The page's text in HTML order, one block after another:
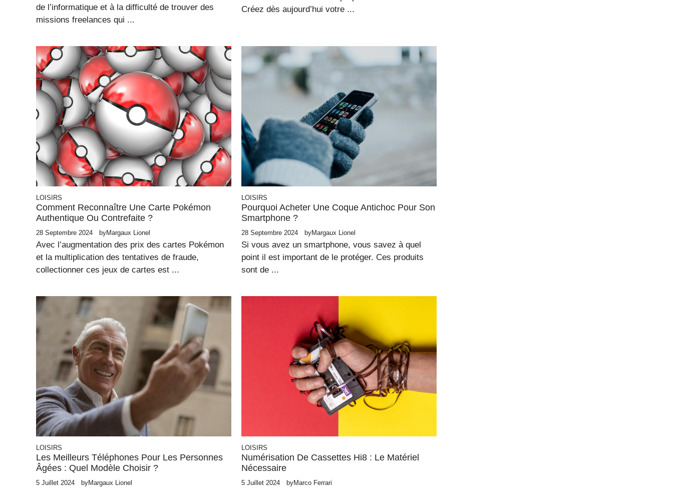
de l’informatique et à la difficulté de trouver des
missions freelances qui ...
Créez dès aujourd’hui votre ...
LOISIRS
Comment Reconnaître Une Carte Pokémon
Authentique Ou Contrefaite ?
28 Septembre 2024 byMargaux Lionel
Avec l’augmentation des prix des cartes Pokémon
et la multiplication des tentatives de fraude,
collectionner ces jeux de cartes est ...
LOISIRS
Pourquoi Acheter Une Coque Antichoc Pour Son
Smartphone ?
28 Septembre 2024 byMargaux Lionel
Si vous avez un smartphone, vous savez à quel
point il est important de le protéger. Ces produits
sont de ...
LOISIRS
Les Meilleurs Téléphones Pour Les Personnes
Âgées : Quel Modèle Choisir ?
5 Juillet 2024 byMargaux Lionel
LOISIRS
Numérisation De Cassettes Hi8 : Le Matériel
Nécessaire
5 Juillet 2024 byMarco Ferrari